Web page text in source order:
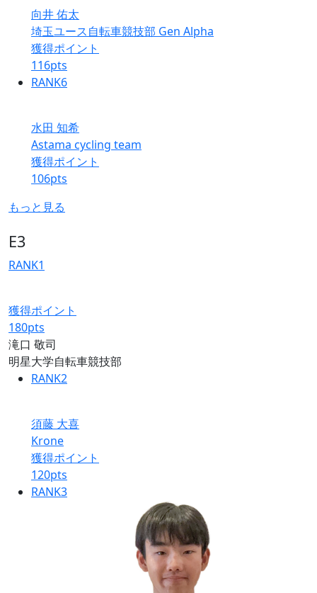
向井 佑太
埼玉ユース自転車競技部 Gen Alpha
獲得ポイント
116pts
RANK6
水田 知希
Astama cycling team
獲得ポイント
106pts
もっと見る
E3
RANK1
獲得ポイント
180pts
滝口 敬司
明星大学自転車競技部
RANK2
須藤 大喜
Krone
獲得ポイント
120pts
RANK3